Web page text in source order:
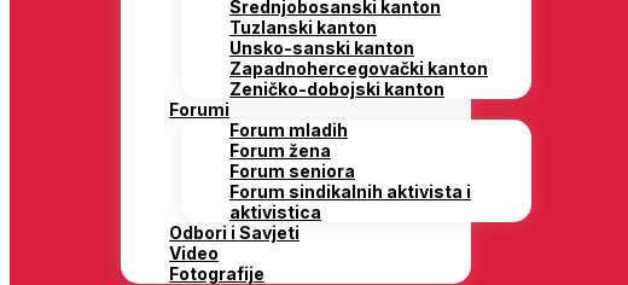
Srednjobosanski kanton
Tuzlanski kanton
Unsko-sanski kanton
Zapadnohercegovački kanton
Zeničko-dobojski kanton
Forumi
Forum mladih
Forum žena
Forum seniora
Forum sindikalnih aktivista i
aktivistica
Odbori i Savjeti
Video
Fotografije